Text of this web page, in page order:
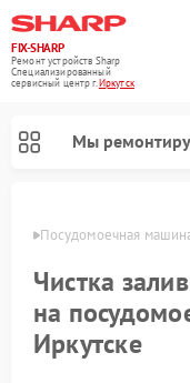
FIX-SHARP
Ремонт устройств Sharp
Специализированный
cервисный центр г.Иркутск
Мы
Посудомоечная
Чистка
на
Иркутске